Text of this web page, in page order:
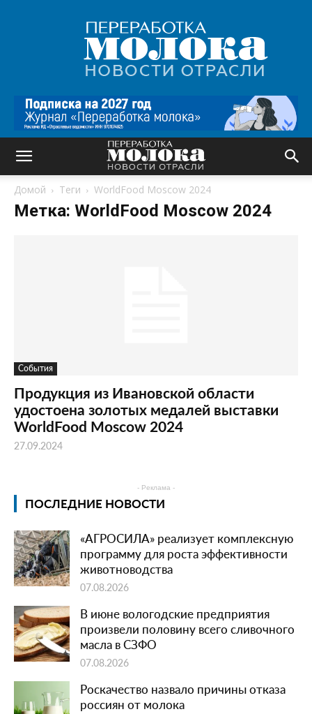
Переработка
молока
|
Новости
Домой Теги WorldFood Moscow 2024
Метка: WorldFood Moscow 2024
События
Продукция из Ивановской области
удостоена золотых медалей выставки
WorldFood Moscow 2024
27.09.2024
- Реклама -
ПОСЛЕДНИЕ НОВОСТИ
«АГРОСИЛА» реализует комплексную
программу для роста эффективности
животноводства
07.08.2026
В июне вологодские предприятия
произвели половину всего сливочного
масла в СЗФО
07.08.2026
Роскачество назвало причины отказа
россиян от молока